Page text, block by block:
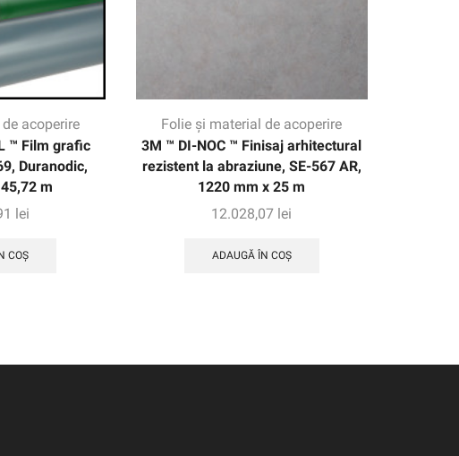
acoperire
™ Film grafic
Duranodic,
m
lei
COȘ
Folie și material de acoperire
3M ™ DI-NOC ™ Finisaj arhitectural
rezistent la abraziune, SE-567 AR,
1220 mm x 25 m
12.028,07 lei
ADAUGĂ ÎN COȘ